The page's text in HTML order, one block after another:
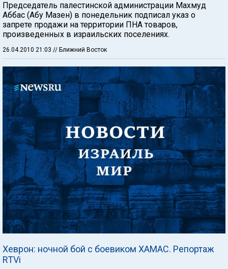
Председатель палестинской администрации Махмуд
Аббас (Абу Мазен) в понедельник подписал указ о
запрете продажи на территории ПНА товаров,
произведенных в израильских поселениях.
26.04.2010 21:03 // Ближний Восток
Хеврон: ночной бой с боевиком ХАМАС. Репортаж
RTVi